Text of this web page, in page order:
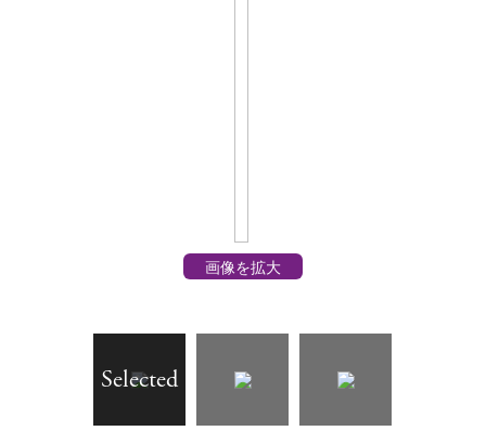
画像を拡大